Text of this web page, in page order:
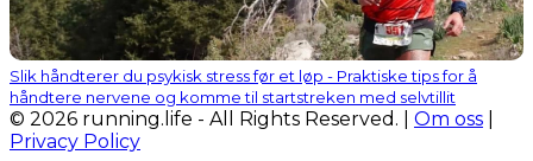
Slik håndterer du psykisk stress før et løp - Praktiske tips for å
håndtere nervene og komme til startstreken med selvtillit
© 2026 running.life - All Rights Reserved. | Om oss
Privacy Policy